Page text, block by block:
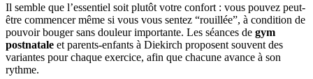
Il semble que l’essentiel soit plutôt votre confort : vous pouvez peut-
être commencer même si vous vous sentez “rouillée”, à condition de
pouvoir bouger sans douleur importante. Les séances de gym
postnatale et parents-enfants à Diekirch proposent souvent des
variantes pour chaque exercice, afin que chacune avance à son
rythme.